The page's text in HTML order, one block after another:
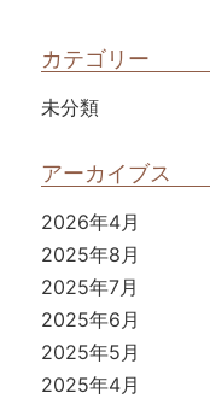
カテゴリー
未分類
アーカイブス
2026年4月
2025年8月
2025年7月
2025年6月
2025年5月
2025年4月